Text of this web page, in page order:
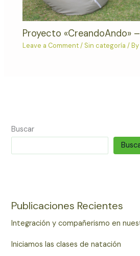
Proyecto «CreandoAndo» –
Leave a Comment/ Sin categoría /
Buscar
Publicaciones Recientes
Integración y compañerismo en
Iniciamos las clases de natación